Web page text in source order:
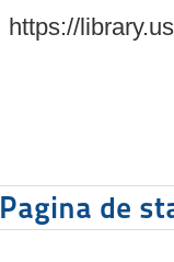
https://
Pagina de